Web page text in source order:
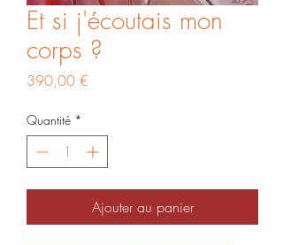
Et si j'écoutais mon
corps ?
390,00 €
Quantité *
Ajouter au panier